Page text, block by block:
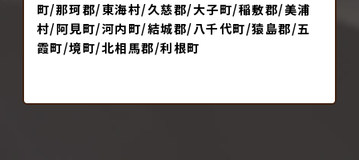
町/那珂郡/東海村/久慈郡/大子町/稲敷郡/美浦
村/阿見町/河内町/結城郡/八千代町/猿島郡/五
霞町/境町/北相馬郡/利根町